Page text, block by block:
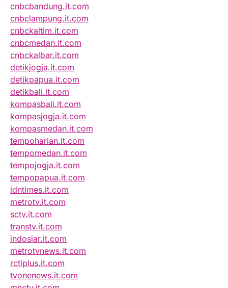
cnbcbandung.it.com
cnbclampung.it.com
cnbckaltim.it.com
cnbcmedan.it.com
cnbckalbar.it.com
detikjogja.it.com
detikpapua.it.com
detikbali.it.com
kompasbali.it.com
kompasjogja.it.com
kompasmedan.it.com
tempoharian.it.com
tempomedan.it.com
tempojogja.it.com
tempopapua.it.com
idntimes.it.com
metrotv.it.com
sctv.it.com
transtv.it.com
indosiar.it.com
metrotvnews.it.com
rctiplus.it.com
tvonenews.it.com